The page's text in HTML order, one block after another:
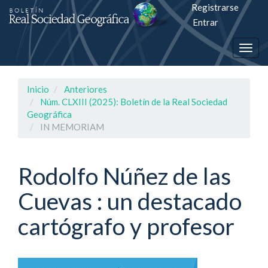
Salto
rápiso
a
página
Navegación
principal
Contenido
principal
Barra
lateral
Registrarse
Entrar
Inicio
Anteriores
Núm. CLXIII (2025): Boletín de la Real Sociedad
Geográfica
IN MEMORIAM
Rodolfo Núñez de las
Cuevas : un destacado
cartógrafo y profesor